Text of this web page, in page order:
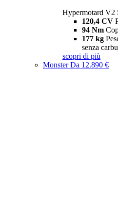
Hypermotard V2
120,4 CV
94 Nm
177 kg
senza
scopri di più
MonsterDa 12.890 €